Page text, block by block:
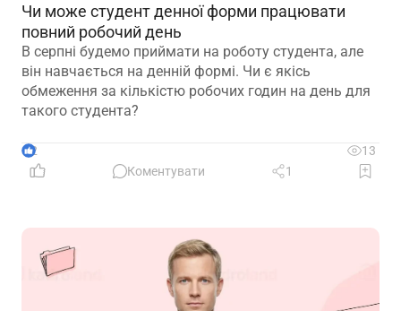
Чи може студент денної форми працювати
повний робочий день
В серпні будемо приймати на роботу студента, але
він навчається на денній формі. Чи є якісь
обмеження за кількістю робочих годин на день для
такого студента?
2
13
Коментувати
1